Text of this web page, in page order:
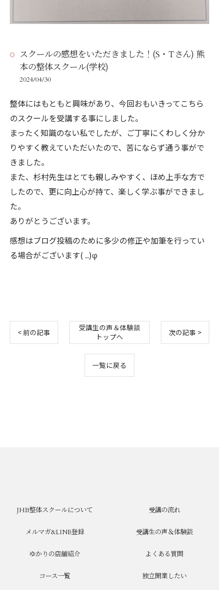
スクールの感想をいただきました！(S・Tさん) 熊
本の整体スクール(学校)
2024/04/30
整体にはもともと興味があり、今回おもいきってこちら
のスクールを受講する事にしました。
まったく知識のない私でしたが、ご丁寧にくわしく分か
りやすく教えていただいたので、苦にならず通う事がで
きました。
また、杉村先生はとても親しみやすく、ほめ上手な方で
したので、更に向上心が持て、楽しく学ぶ事ができまし
た。
ありがとうございます。
感想はブログ投稿のために多少の修正や加筆を行ってい
る場合がございます( ..)φ
< 前の記事
受講生の声＆体験談
トップへ
次の記事 >
一覧に戻る
JHB整体スクールについて 受講の流れ
メルマガ&LINE登録 受講生の声＆体験談
ゆかりの店舗紹介 よくある質問
コース一覧 独立開業したい